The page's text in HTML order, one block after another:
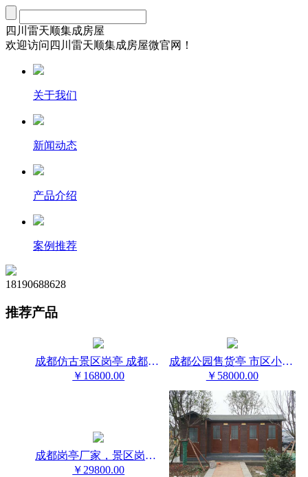
四川雷天顺集成房屋
欢迎访问四川雷天顺集成房屋微官网！
关于我们
新闻动态
产品介绍
案例推荐
18190688628
推荐产品
成都仿古景区岗亭 成都岗亭 四川岗亭厂家
￥16800.00
成都公园售货亭 市区小吃亭 游乐园售票亭
￥58000.00
成都岗亭厂家，景区岗亭，中式岗亭，仿古岗亭
￥29800.00